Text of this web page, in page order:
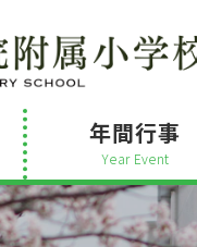
年間行事
Year Event